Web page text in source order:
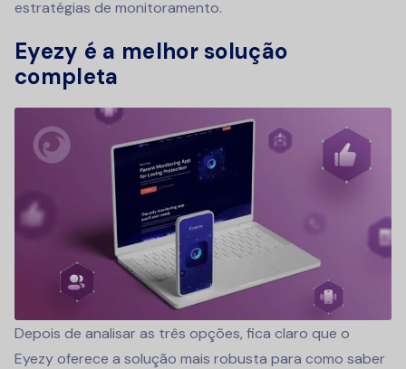
estratégias de monitoramento.
Eyezy é a melhor solução
completa
Depois de analisar as três opções, fica claro que o
Eyezy oferece a solução mais robusta para como saber